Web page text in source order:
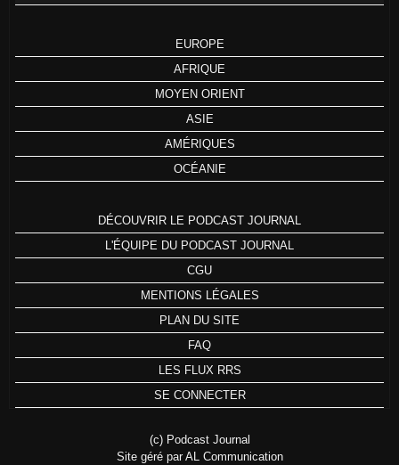
EUROPE
AFRIQUE
MOYEN ORIENT
ASIE
AMÉRIQUES
OCÉANIE
DÉCOUVRIR LE PODCAST JOURNAL
L'ÉQUIPE DU PODCAST JOURNAL
CGU
MENTIONS LÉGALES
PLAN DU SITE
FAQ
LES FLUX RRS
SE CONNECTER
(c) Podcast Journal
Site géré par AL Communication